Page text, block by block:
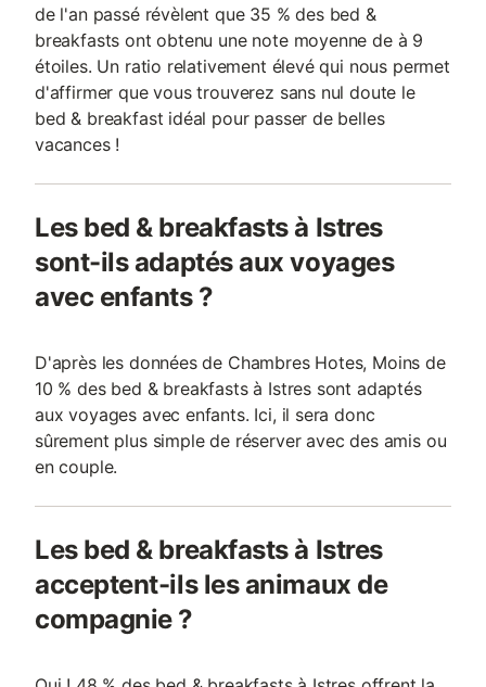
de l'an passé révèlent que 35 % des bed &
breakfasts ont obtenu une note moyenne de à 9
étoiles. Un ratio relativement élevé qui nous permet
d'affirmer que vous trouverez sans nul doute le
bed & breakfast idéal pour passer de belles
vacances !
Les bed & breakfasts à Istres
sont-ils adaptés aux voyages
avec enfants ?
D'après les données de Chambres Hotes, Moins de
10 % des bed & breakfasts à Istres sont adaptés
aux voyages avec enfants. Ici, il sera donc
sûrement plus simple de réserver avec des amis ou
en couple.
Les bed & breakfasts à Istres
acceptent-ils les animaux de
compagnie ?